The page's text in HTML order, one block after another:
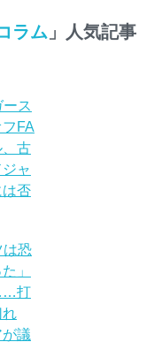
ラム 」人気記事
ース
FA
古
ャ
否
は恐
」
打
議